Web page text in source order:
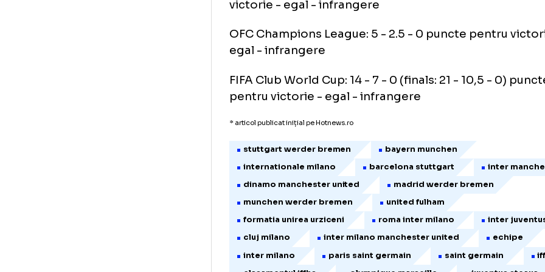
egal - infrangere
CAF Confederations Cup: 7 - 3.5 - 0 puncte
egal - infrangere
AFC Champions League: 9 - 4.5 - 0 puncte
AFC Cup: 7 - 3.5 - 0 puncte pentru victorie -
CONCACAF Champions League: 9 - 4.5 - 0
OFC Champions League: 5 - 2.5 - 0 puncte
egal - infrangere